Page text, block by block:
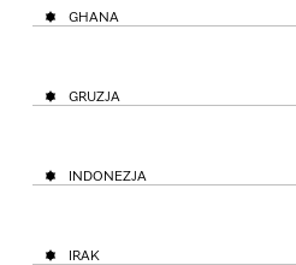
GHANA
GRUZJA
INDONEZJA
IRAK